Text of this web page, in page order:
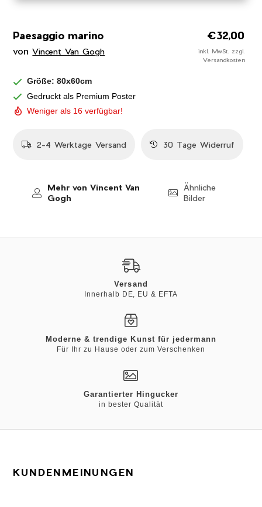
Paesaggio marino
vonVincent Van Gogh
Normaler
€32,00
inkl. MwSt. zzgl.
Versandkosten
Größe: 80x60cm
Gedruckt als Premium Poster
Weniger als 16 verfügbar!
2-4 Werktage Versand 30 Tage Widerruf
Mehr von Vincent Van
Gogh
Ähnliche
Bilder
Versand
Innerhalb DE, EU & EFTA
Moderne & trendige Kunst für jedermann
Für Ihr zu Hause oder zum Verschenken
Garantierter Hingucker
in bester Qualität
KUNDENMEINUNGEN